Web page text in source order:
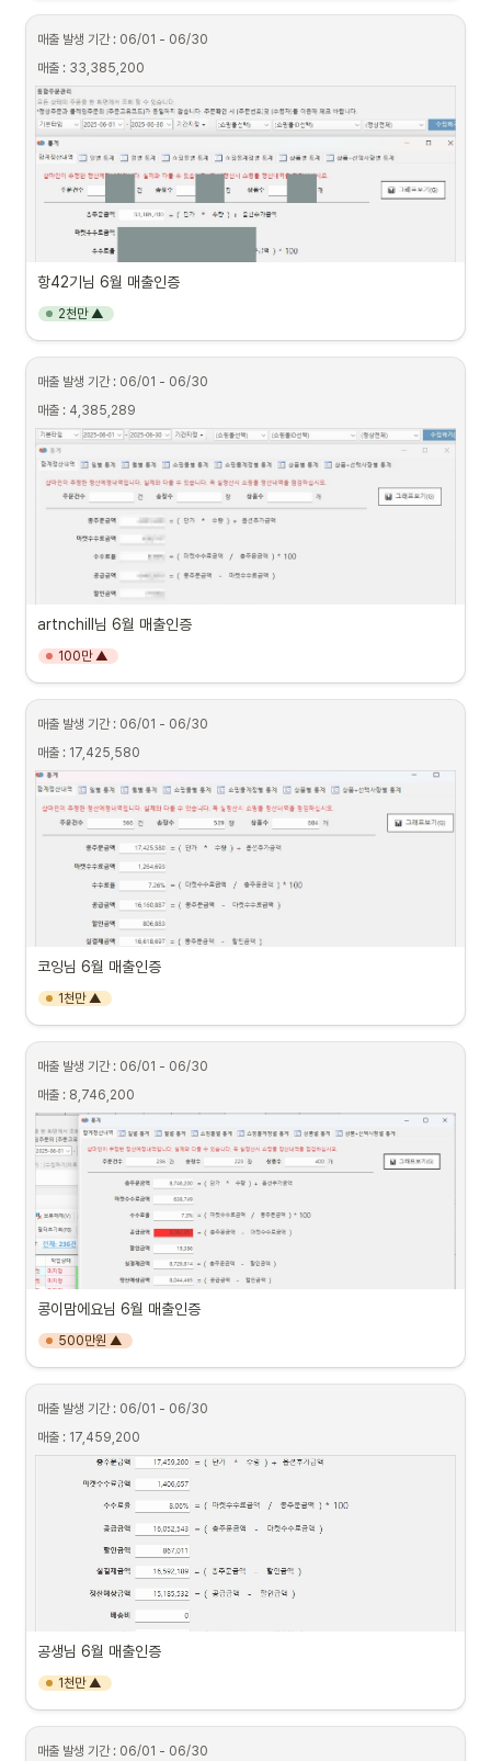
매출 발생 기간 : 06/01 - 06/30
매출 : 33,385,200
항42기님 6월 매출인증
2천만 ▲
매출 발생 기간 : 06/01 - 06/30
매출 : 4,385,289
artnchill님 6월 매출인증
100만 ▲
매출 발생 기간 : 06/01 - 06/30
매출 : 17,425,580
코잉님 6월 매출인증
1천만 ▲
매출 발생 기간 : 06/01 - 06/30
매출 : 8,746,200
콩이맘에요님 6월 매출인증
500만원 ▲
매출 발생 기간 : 06/01 - 06/30
매출 : 17,459,200
공생님 6월 매출인증
1천만 ▲
매출 발생 기간 : 06/01 - 06/30